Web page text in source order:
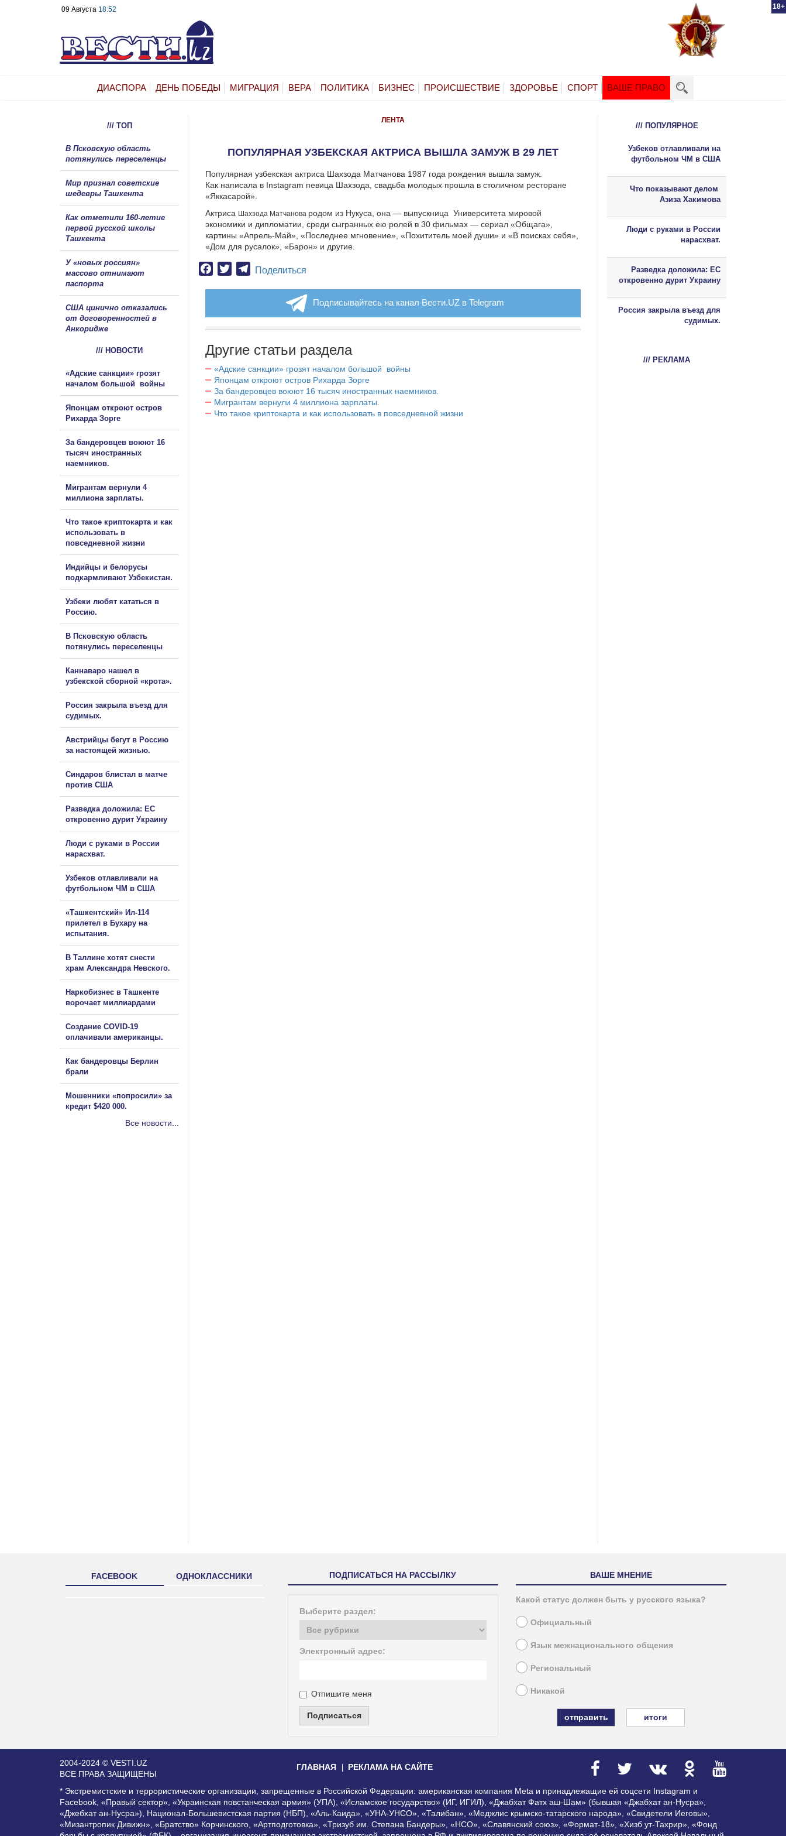
18+
09 Августа 18:52
ДИАСПОРА ДЕНЬ ПОБЕДЫ МИГРАЦИЯ ВЕРА ПОЛИТИКА БИЗНЕС ПРОИСШЕСТВИЕ ЗДОРОВЬЕ СПОРТ ВАШЕ ПРАВО
ЛЕНТА
ПОПУЛЯРНАЯ УЗБЕКСКАЯ АКТРИСА ВЫШЛА ЗАМУЖ В 29 ЛЕТ
Популярная узбекская актриса Шахзода Матчанова 1987 года рождения вышла замуж.
Как написала в Instagram певица Шахзода, свадьба молодых прошла в столичном ресторане
«Яккасарой».
Актриса Шахзода Матчанова родом из Нукуса, она — выпускница Университета мировой
экономики и дипломатии, среди сыгранных ею ролей в 30 фильмах — сериал «Общага»,
картины «Апрель-Май», «Последнее мгновение», «Похититель моей души» и «В поисках себя»,
«Дом для русалок», «Барон» и другие.
Facebook
TwitterTelegram
Поделиться
Подписывайтесь на канал Вести.UZ в Telegram
Другие статьи раздела
«Адские санкции» грозят началом большой войны
Японцам откроют остров Рихарда Зорге
За бандеровцев воюют 16 тысяч иностранных наемников.
Мигрантам вернули 4 миллиона зарплаты.
Что такое криптокарта и как использовать в повседневной жизни
/// ТОП
В Псковскую область
потянулись переселенцы
Мир признал советские
шедевры Ташкента
Как отметили 160-летие
первой русской школы
Ташкента
У «новых россиян»
массово отнимают
паспорта
США цинично отказались
от договоренностей в
Анкоридже
/// НОВОСТИ
«Адские санкции» грозят
началом большой войны
Японцам откроют остров
Рихарда Зорге
За бандеровцев воюют 16
тысяч иностранных
наемников.
Мигрантам вернули 4
миллиона зарплаты.
Что такое криптокарта и как
использовать в
повседневной жизни
Индийцы и белорусы
подкармливают Узбекистан.
Узбеки любят кататься в
Россию.
В Псковскую область
потянулись переселенцы
Каннаваро нашел в
узбекской сборной «крота».
Россия закрыла въезд для
судимых.
Австрийцы бегут в Россию
за настоящей жизнью.
Синдаров блистал в матче
против США
Разведка доложила: ЕС
откровенно дурит Украину
Люди с руками в России
нарасхват.
Узбеков отлавливали на
футбольном ЧМ в США
«Ташкентский» Ил-114
прилетел в Бухару на
испытания.
В Таллине хотят снести
храм Александра Невского.
Наркобизнес в Ташкенте
ворочает миллиардами
Создание COVID-19
оплачивали американцы.
Как бандеровцы Берлин
брали
Мошенники «попросили» за
кредит $420 000.
Все новости...
/// ПОПУЛЯРНОЕ
Узбеков отлавливали на
футбольном ЧМ в США
Что показывают делом
Азиза Хакимова
Люди с руками в России
нарасхват.
Разведка доложила: ЕС
откровенно дурит Украину
Россия закрыла въезд для
судимых.
/// РЕКЛАМА
FACEBOOK ОДНОКЛАССНИКИ ПОДПИСАТЬСЯ НА РАССЫЛКУ
Выберите раздел:
Электронный адрес:
Отпишите меня
Подписаться
ВАШЕ МНЕНИЕ
Какой статус должен быть у русского языка?
Официальный
Язык межнационального общения
Региональный
Никакой
итоги
2004-2024 © VESTI.UZ
ВСЕ ПРАВА ЗАЩИЩЕНЫ
ГЛАВНАЯ РЕКЛАМА НА САЙТЕ
* Экстремистские и террористические организации, запрещенные в Российской Федерации: американская компания Meta и принадлежащие ей соцсети Instagram и
Facebook, «Правый сектор», «Украинская повстанческая армия» (УПА), «Исламское государство» (ИГ, ИГИЛ), «Джабхат Фатх аш-Шам» (бывшая «Джабхат ан-Нусра»,
«Джебхат ан-Нусра»), Национал-Большевистская партия (НБП), «Аль-Каида», «УНА-УНСО», «Талибан», «Меджлис крымско-татарского народа», «Свидетели Иеговы»,
«Мизантропик Дивижн», «Братство» Корчинского, «Артподготовка», «Тризуб им. Степана Бандеры», «НСО», «Славянский союз», «Формат-18», «Хизб ут-Тахрир», «Фонд